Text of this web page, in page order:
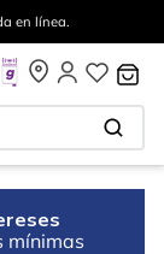
en línea.
mínimas